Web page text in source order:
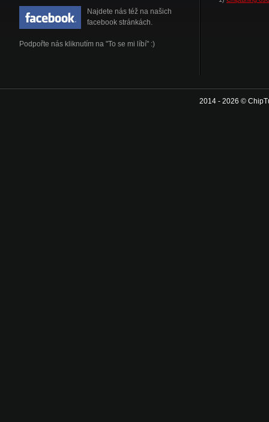
Najdete nás též na našich
facebook stránkách.
Podpořte nás kliknutím na "To se mi líbí" :)
2014 - 2026 ©